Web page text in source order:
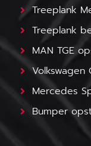
Treeplank
Treeplank
MAN TGE
Volkswagen
Mercedes
Bumper